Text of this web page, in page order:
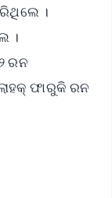
।
।
ରନ
ଫାରୁକି ରନ